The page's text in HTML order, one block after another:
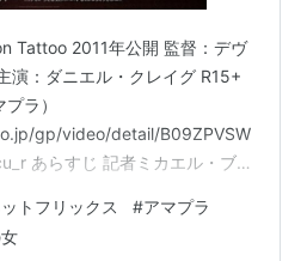
Tattoo 2011年公開 監督：デヴ
演：ダニエル・クレイグ R15+
ラ）
gp/video/detail/B09ZPVSW
あらすじ 記者ミカエル・ブル
で訴えられ裁判で敗訴し全財
に、別の大物実業家から電話
トフリックス #アマプラ